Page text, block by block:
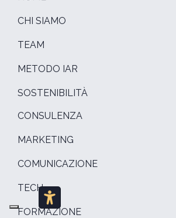
CHI SIAMO
TEAM
METODO IAR
SOSTENIBILITÀ
CONSULENZA
MARKETING
COMUNICAZIONE
TECH
FORMAZIONE